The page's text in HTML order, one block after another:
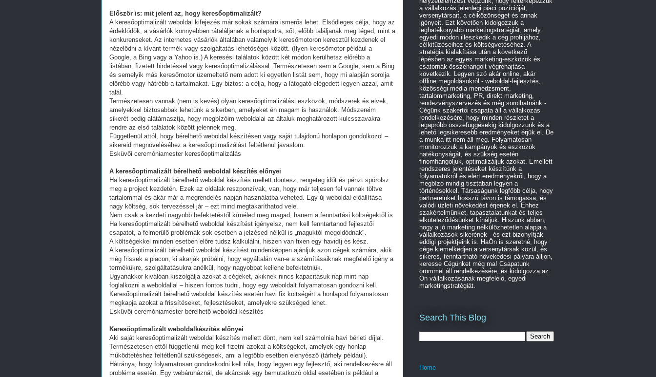
Először is: mit jelent az, hogy keresőoptimalizált?
A keresőoptimalizált weboldal kifejezés már sokak számára ismerős lehet. Elsődleges célja, hogy az
érdeklődők, a vásárlók könnyebben rátaláljanak a honlapodra, sőt, előbb találjanak meg téged, mint a
konkurenseket. Az internetes vásárlók általában valamelyik keresőmotoron keresztül kezdenek el
nézelődni a kívánt termék vagy szolgáltatás lehetőségei között. (Ilyen keresőmotor például a
Google, a Bing vagy a Yahoo is.) A keresési találatok között két módon kerülhetsz előrébb a
listában: fizetett hirdetéssel vagy keresőoptimalizálással. Természetesen sem a Google, sem a Bing
és semelyik más keresőmotor üzemeltető nem adott ki egyetlen listát sem, hogy mi alapján sorolja
előrébb vagy hátrébb a tartalmakat. Egy biztos: a célja, hogy a látogató elégedett legyen azzal, amit
talál.
Természetesen vannak (nem is kevés) olyan keresőoptimalizálási eszközök, módszerek és elvek,
amelyekkel biztosabbak lehetünk a sikerben, amelyeket én magam is használok. Módszereim
sikerét pedig alátámasztja, hogy megbízóim weboldalai az általuk meghatározott kulcsszavakra
rendre az első találatok között jelennek meg.
Függetlenül attól, hogy bérelhető weboldal készítésen vagy saját tulajdonú honlapon gondolkozol –
sikereid megnöveléséhez a keresőoptimalizálást feltétlenül javaslom.
Esküvői ceremóniamester keresőoptimalizálás
A keresőoptimalizált bérelhető weboldal készítés előnyei
Ha keresőoptimalizált bérelhető weboldal készítés mellett döntesz, rengeteg időt és pénzt spórolsz
meg a project kezdetén. Ezek az oldalak reszponzívak, van, hogy már teljesen fel vannak töltve
tartalommal és akár már a megrendelés napján használatba veheted. Egy új weboldal előállítása
nagy költség, sok tervezéssel jár – ezt mind megtakaríthatod vele.
Nem csak a kezdeti nagyobb befektetéstől kíméled meg magad, hanem a fenntartási költségektől is.
Ha keresőoptimalizált bérelhető weboldal készítést igényelsz, nem kell fenntartanod fejlesztői
csapatot, a felmerülő problémák sok esetben a jelzésed nélkül is „maguktól megoldódnak".
A költségekkel minden esetben előre tudsz kalkulálni, hiszen van fixen egy havidíj és kész.
A keresőoptimalizált bérelhető weboldal készítést mindenképpen ajánljuk azon cégek számára, akik
még frissek a piacon, ki akarják próbálni, hogy egyáltalán van-e a számításaiknak megfelelő igény a
termékükre, szolgáltatásukra anélkül, hogy nagyobbat kellene befektetniük.
Ugyanakkor kiválóan kiszolgálja azokat a cégeket, akiknek nincs kapacitásuk nap mint nap
foglalkozni a weboldallal – hiszen fontos tudni, hogy egy weboldalt folyamatosan gondozni kell.
Keresőoptimalizált bérelhető weboldal készítés esetén havi fix költségért a honlapod folyamatosan
megkapja azokat a frissítéseket, fejlesztéseket, amelyekre szükséged lehet.
Esküvői ceremóniamester bérelhető weboldal készítés
Keresőoptimalizált weboldalkészítés előnyei
Aki saját keresőoptimalizált weboldal készítés mellett dönt, nem kell számolnia havi bérleti díjjal.
Természetesen ettől függetlenül meg kell fizetni azokat a költségeket, amelyek egy honlap
működtetéshez feltétlenül szükségesek, ami a legtöbb esetben elenyésző (tárhely például).
Hátránya, hogy folyamatosan gondoskodni kell róla, hogy legyen egy fejlesztő, aki rendelkezésre áll
probléma esetén. Egy webáruháznál, de akárcsak egy bemutatkozó oldal esetében is például a
a vállalkozás jelenlegi piaci pozícióját,
versenytársait, a célközönséget és annak
igényeit. Ezt követően kidolgozzuk a
leghatékonyabb marketingstratégiát, amely
egyedi módon illeszkedik a cég profiljához,
célkitűzéseihez és költségvetéséhez. A
stratégia kialakítása után a következő
lépésben az egyes marketing-eszközök és
csatornák összehangolt végrehajtása
következik. Legyen szó akár online, akár
offline megoldásokról - weboldal-fejlesztés,
közösségi média menedzsment,
tartalommarketing, PR, direkt marketing,
rendezvényszervezés és még sorolhatnánk -
Cégünk szakértői csapata áll a vállalkozás
rendelkezésére, hogy minden részletet a
legapróbb összefüggésekig kidolgozzunk és a
lehető legsikeresebb eredményeket érjük el. De
a munka itt nem áll meg. Folyamatosan
monitorozzuk a kampányok és eszközök
hatékonyságát, és szükség esetén
finomhangoljuk, optimalizáljuk azokat. Emellett
rendszeres jelentéseket készítünk a
folyamatokról és elért eredményekről, hogy a
megbízó mindig tisztában legyen a
történésekkel. Társaságunk legfőbb célja, hogy
partnereinket hosszú távon is támogassa, és
valódi üzleti növekedést érjenek el. Ehhez
szakértelmünket, tapasztalatunkat és teljes
elköteleződésünket kínáljuk. Hiszünk abban,
hogy a jó marketing nélkülözhetetlen alapja a
vállalkozások sikerének - és ezt bizonyítják
eddigi projektjeink is. HaÖn is szeretné, hogy
cége kiemelkedjen a versenytársak közül, és
sikeres, fenntartható növekedési pályára álljon,
keresse Cégünket még ma! Csapatunk
örömmel áll rendelkezésére, és kidolgozza az
Ön vállalkozásának megfelelő, egyedi
marketingstratégiát.
Search This Blog
Home